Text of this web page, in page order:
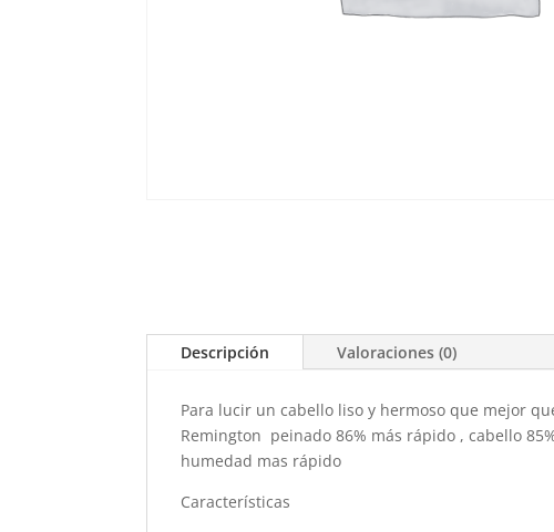
Descripción Valoraciones (0)
Para lucir un cabello liso y hermoso que mejor
Remington peinado 86% más rápido , cabello
humedad mas rápido
Características